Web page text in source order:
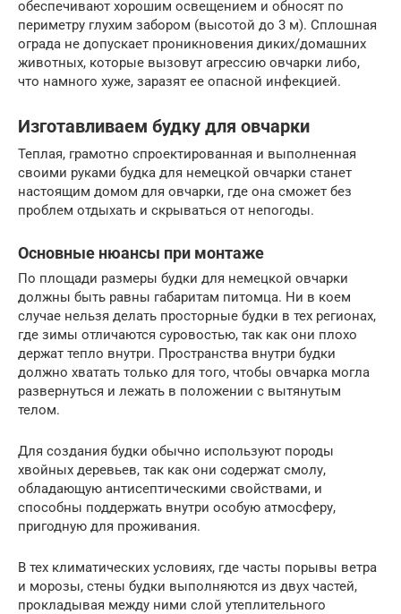
обеспечивают хорошим освещением и обносят по
периметру глухим забором (высотой до 3 м). Сплошная
ограда не допускает проникновения диких/домашних
животных, которые вызовут агрессию овчарки либо,
что намного хуже, заразят ее опасной инфекцией.
Изготавливаем будку для овчарки
Теплая, грамотно спроектированная и выполненная
своими руками будка для немецкой овчарки станет
настоящим домом для овчарки, где она сможет без
проблем отдыхать и скрываться от непогоды.
Основные нюансы при монтаже
По площади размеры будки для немецкой овчарки
должны быть равны габаритам питомца. Ни в коем
случае нельзя делать просторные будки в тех регионах,
где зимы отличаются суровостью, так как они плохо
держат тепло внутри. Пространства внутри будки
должно хватать только для того, чтобы овчарка могла
развернуться и лежать в положении с вытянутым
телом.
Для создания будки обычно используют породы
хвойных деревьев, так как они содержат смолу,
обладающую антисептическими свойствами, и
способны поддержать внутри особую атмосферу,
пригодную для проживания.
В тех климатических условиях, где часты порывы ветра
и морозы, стены будки выполняются из двух частей,
прокладывая между ними слой утеплительного